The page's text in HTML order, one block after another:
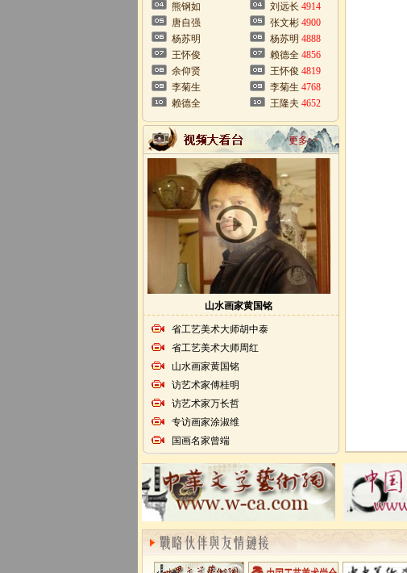
熊钢如
唐自强
杨苏明
王怀俊
余仰贤
李菊生
赖德全
刘远长 4914
张文彬 4900
杨苏明 4888
赖德全 4856
王怀俊 4819
李菊生 4768
王隆夫 4652
更多>>
山水画家黄国铭
省工艺美术大师胡中泰
省工艺美术大师周红
山水画家黄国铭
访艺术家傅桂明
访艺术家万长哲
专访画家涂淑维
国画名家曾端